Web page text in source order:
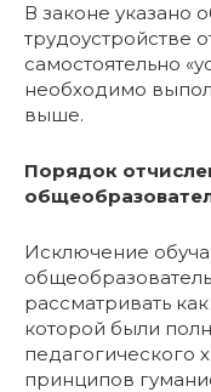
В законе указано
трудоустройстве
самостоятельно
необходимо
выше.
Порядок
Исключение
рассматривать
которой были
педагогического
принципов